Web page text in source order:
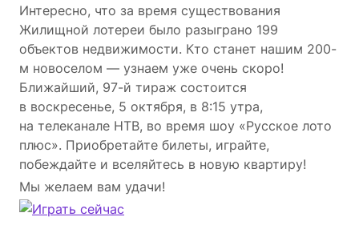
Интересно, что за время существования
Жилищной лотереи было разыграно 199
объектов недвижимости. Кто станет нашим 200-
м новоселом — узнаем уже очень скоро!
Ближайший, 97-й тираж состоится
в воскресенье, 5 октября, в 8:15 утра,
на телеканале НТВ, во время шоу «Русское лото
плюс». Приобретайте билеты, играйте,
побеждайте и вселяйтесь в новую квартиру!
Мы желаем вам удачи!